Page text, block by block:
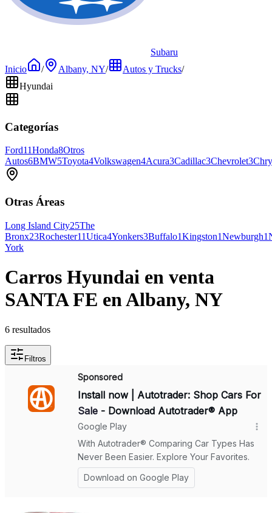
Subaru
Inicio
/ Albany, NY/ Autos y Trucks/
Hyundai
Categorías
Ford11Honda8Otros
Autos6BMW5Toyota4Volkswagen4Acura3Cadillac3Chevrolet3
Otras Áreas
Long Island City25The
Bronx23Rochester11Utica4Yonkers3Buffalo1Kingston1Newburgh1
York
Carros Hyundai en venta
SANTA FE en Albany, NY
6 resultados
Filtros